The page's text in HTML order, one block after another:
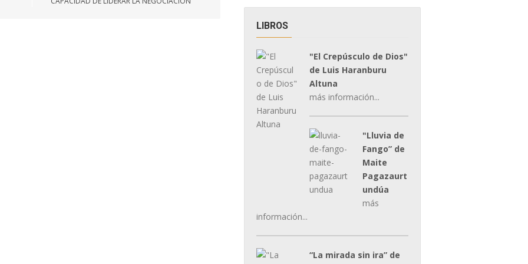
LIBROS
"El Crepúsculo de Dios"
de Luis Haranburu
Altuna
más información...
"Lluvia de
Fango” de
Maite
Pagazaurt
undúa
más
información...
“La mirada sin ira” de